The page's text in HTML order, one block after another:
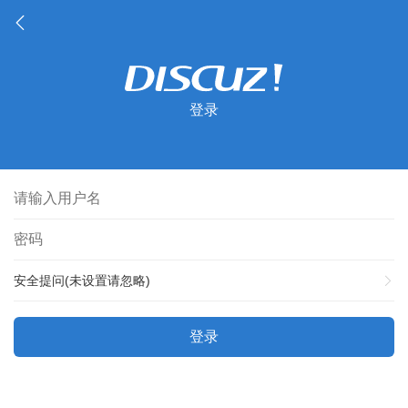
登录
安全提问(未设置请忽略)
登录